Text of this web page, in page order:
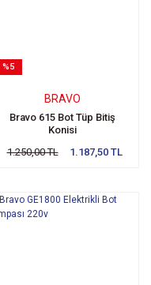
%5
BRAVO
Bravo 615 Bot Tüp Bitiş
Konisi
1.250,00 TL
1.187,50 TL